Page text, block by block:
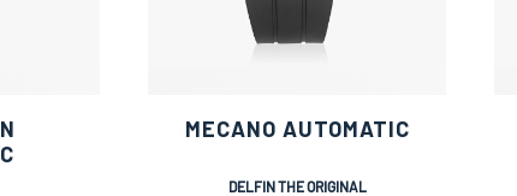
MECANO AUTOMATIC
DELFIN THE ORIGINAL